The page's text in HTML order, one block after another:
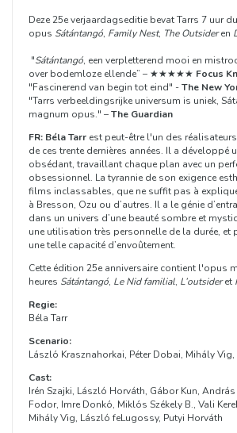
Deze 25e verjaardagseditie bevat Tarrs 7 uur
opus Sátántangó, Family Nest, The Outsideren
"Sátántangó, een verpletterend mooi en
over bodemloze ellende” – ★★★★★ Focus
"Fascinerend van begin tot eind" -The New
"Tarrs verbeeldingsrijke universum is uniek,
magnum opus." –The Guardian
FR: Béla Tarr est peut-être l'un des
de ces trente dernières années. Il a développé
obsédant, travaillant chaque plan avec un
obsessionnel. La tyrannie de son exigence
films inclassables, que ne suffit pas à
à Bresson, Ozu ou d’autres. Il a le génie
dans un univers d’une beauté sombre et
une utilisation très personnelle de la durée, et
une telle capacité d’envoûtement.
Cette édition 25e anniversaire contient l'opus
heures Sátántangó, Le Nid familial, L’outsideret
Regie:
Béla Tarr
Scenario:
László Krasznahorkai, Péter Dobai, Mihály Vig,
Cast:
Irén Szajki, László Horváth, Gábor Kun,
Fodor, Imre Donkó, Miklós Székely B., Vali
Mihály Vig, László feLugossy, Putyi Horváth